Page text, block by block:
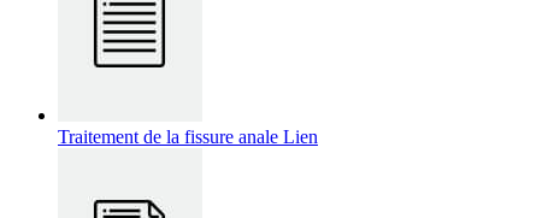
Traitement de la fissure anale Lien